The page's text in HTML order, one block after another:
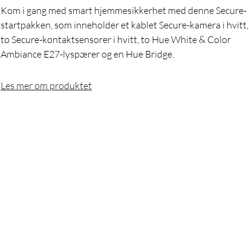
Kom i gang med smart hjemmesikkerhet med denne Secure-
startpakken, som inneholder et kablet Secure-kamera i hvitt,
to Secure-kontaktsensorer i hvitt, to Hue White & Color
Ambiance E27-lyspærer og en Hue Bridge.
Les mer om produktet